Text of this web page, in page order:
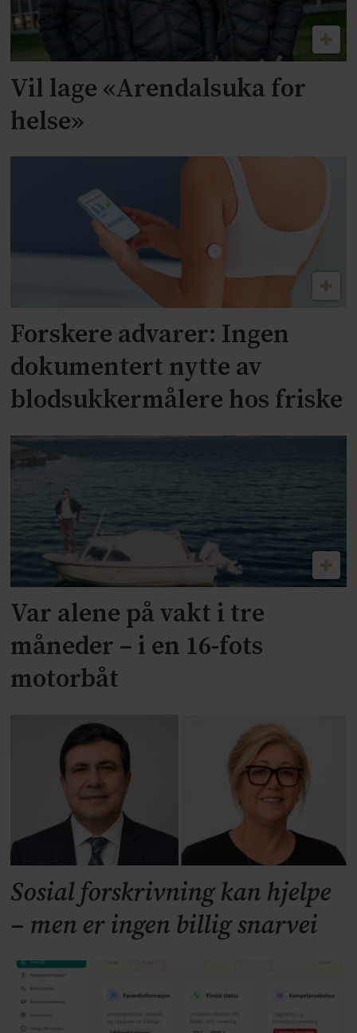
Vil lage «Arendalsuka for
helse»
Forskere advarer: Ingen
dokumentert nytte av
blodsukkermålere hos friske
Var alene på vakt i tre
måneder – i en 16-fots
motorbåt
Sosial forskrivning kan hjelpe
– men er ingen billig snarvei